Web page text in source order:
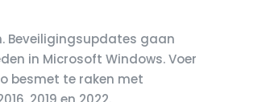
Beveiligingsupdates gaan
in Microsoft Windows. Voer
besmet te raken met